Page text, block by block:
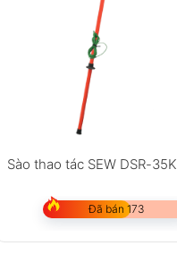
Sào thao tác SEW DSR-35K
Đã bán 173